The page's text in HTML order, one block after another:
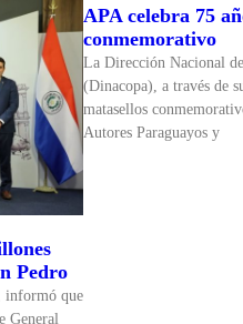
Pedro
informó que
General
APA celebra 75
conmemorativo
La Dirección Nacional
(Dinacopa), a través de
matasellos
Autores Paraguayos y